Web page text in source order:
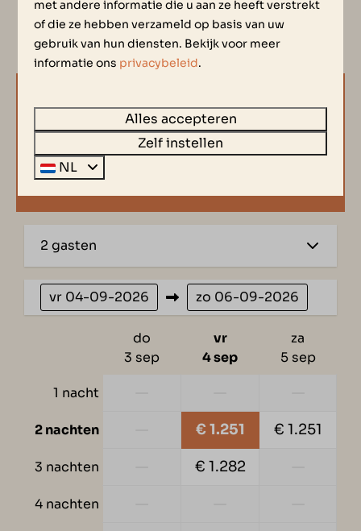
Außenkamin
BESCHIKBAARHEID EN PRIJS |
PLAN, KIES & GENIET VAN UW
VAKANTIE!
2 gasten
vr 04-09-2026 zo 06-09-2026
do
3 sep
vr
4 sep
za
5 sep
1 nacht
2 nachten € 1.251 € 1.251
3 nachten € 1.282
4 nachten
met andere informatie die u aan ze heeft verstrekt
of die ze hebben verzameld op basis van uw
gebruik van hun diensten. Bekijk voor meer
informatie ons privacybeleid.
Alles accepteren
Zelf instellen
NL